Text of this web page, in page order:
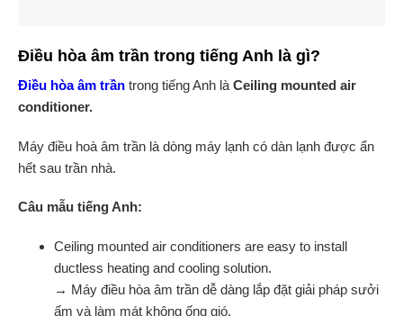
Điều hòa âm trần trong tiếng Anh là gì?
Điều hòa âm trần trong tiếng Anh là Ceiling mounted air
conditioner.
Máy điều hoà âm trần là dòng máy lạnh có dàn lạnh được ẩn
hết sau trần nhà.
Câu mẫu tiếng Anh:
Ceiling mounted air conditioners are easy to install
ductless heating and cooling solution.
→ Máy điều hòa âm trần dễ dàng lắp đặt giải pháp sưởi
ấm và làm mát không ống gió.